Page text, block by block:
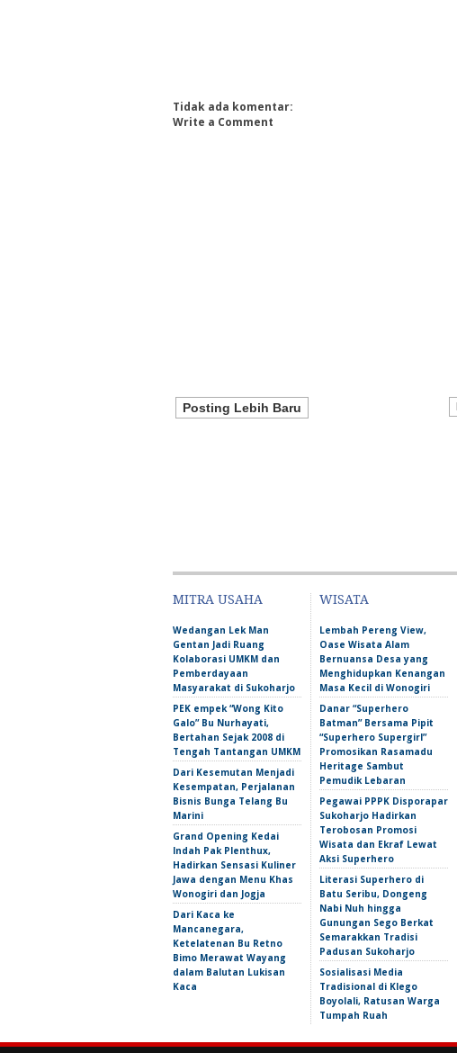
Tidak ada komentar:
Write a Comment
Posting Lebih Baru
MITRA USAHA
Wedangan Lek Man
Gentan Jadi Ruang
Kolaborasi UMKM dan
Pemberdayaan
Masyarakat di Sukoharjo
PEK empek “Wong Kito
Galo” Bu Nurhayati,
Bertahan Sejak 2008 di
Tengah Tantangan UMKM
Dari Kesemutan Menjadi
Kesempatan, Perjalanan
Bisnis Bunga Telang Bu
Marini
Grand Opening Kedai
Indah Pak Plenthux,
Hadirkan Sensasi Kuliner
Jawa dengan Menu Khas
Wonogiri dan Jogja
Dari Kaca ke
Mancanegara,
Ketelatenan Bu Retno
Bimo Merawat Wayang
dalam Balutan Lukisan
Kaca
WISATA
Lembah Pereng View,
Oase Wisata Alam
Bernuansa Desa yang
Menghidupkan Kenangan
Masa Kecil di Wonogiri
Danar “Superhero
Batman” Bersama Pipit
“Superhero Supergirl”
Promosikan Rasamadu
Heritage Sambut
Pemudik Lebaran
Pegawai PPPK Disporapar
Sukoharjo Hadirkan
Terobosan Promosi
Wisata dan Ekraf Lewat
Aksi Superhero
Literasi Superhero di
Batu Seribu, Dongeng
Nabi Nuh hingga
Gunungan Sego Berkat
Semarakkan Tradisi
Padusan Sukoharjo
Sosialisasi Media
Tradisional di Klego
Boyolali, Ratusan Warga
Tumpah Ruah